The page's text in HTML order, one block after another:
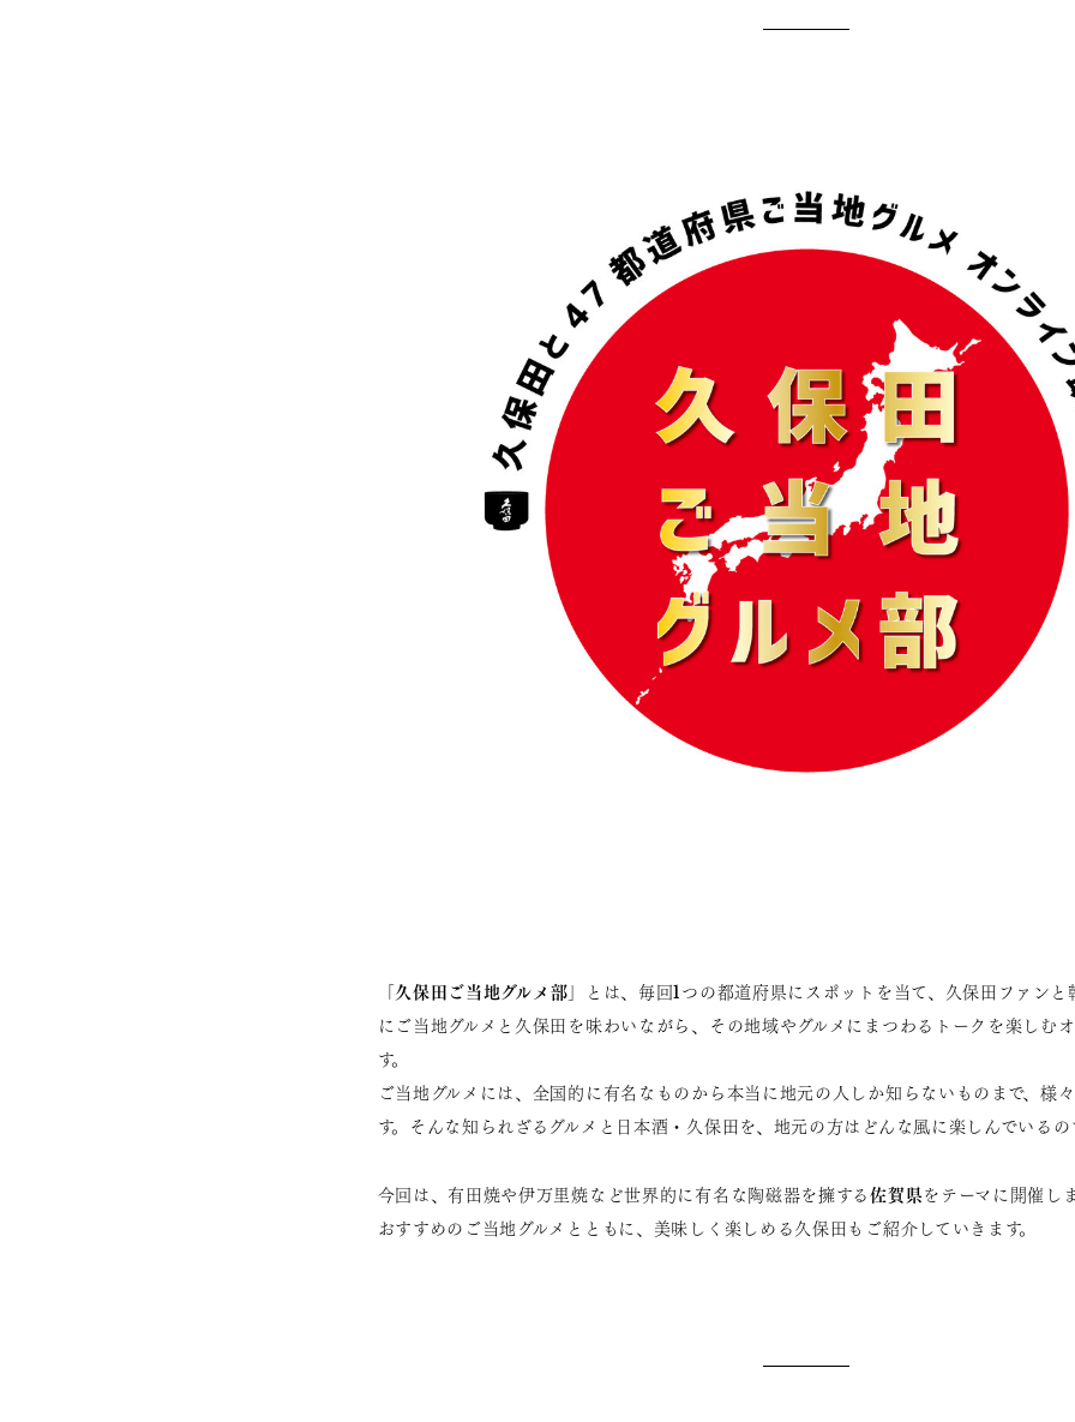
「久保田ご当地グルメ部」とは、毎回1つの都道府県にスポットを当て、久保田ファン
にご当地グルメと久保田を味わいながら、その地域やグルメにまつわるトークを楽しむ
す。
ご当地グルメには、全国的に有名なものから本当に地元の人しか知らないものまで、様
す。そんな知られざるグルメと日本酒・久保田を、地元の方はどんな風に楽しんでいるの
今回は、有田焼や伊万里焼など世界的に有名な陶磁器を擁する佐賀県をテーマに開催し
おすすめのご当地グルメとともに、美味しく楽しめる久保田もご紹介していきます。